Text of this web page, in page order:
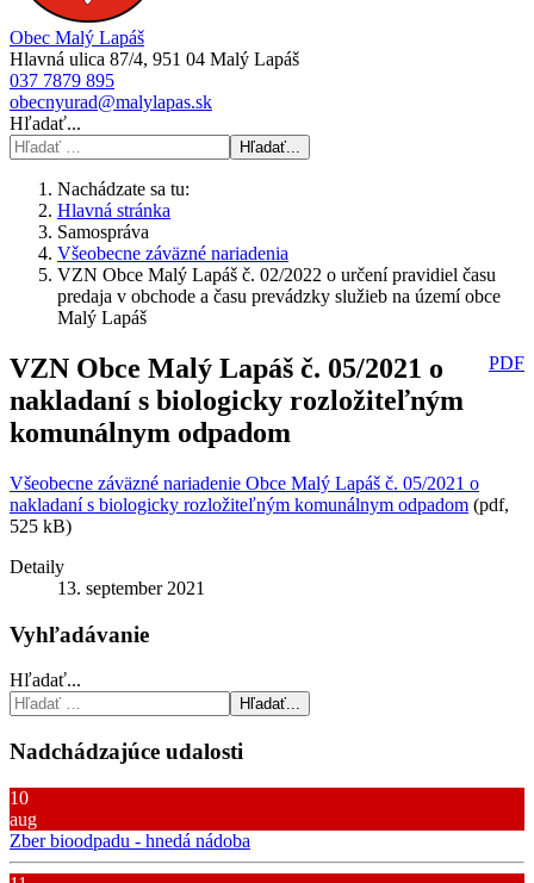
Obec Malý Lapáš
Hlavná ulica 87/4, 951 04 Malý Lapáš
037 7879 895
obecnyurad@malylapas.sk
Hľadať...
Hľadať...
Nachádzate sa tu:
Hlavná stránka
Samospráva
Všeobecne záväzné nariadenia
VZN Obce Malý Lapáš č. 02/2022 o určení pravidiel času
predaja v obchode a času prevádzky služieb na území obce
Malý Lapáš
PDF
VZN Obce Malý Lapáš č. 05/2021 o
nakladaní s biologicky rozložiteľným
komunálnym odpadom
Všeobecne záväzné nariadenie Obce Malý Lapáš č. 05/2021 o
nakladaní s biologicky rozložiteľným komunálnym odpadom (pdf,
525 kB)
Detaily
13. september 2021
Vyhľadávanie
Hľadať...
Hľadať...
Nadchádzajúce udalosti
10
aug
Zber bioodpadu - hnedá nádoba